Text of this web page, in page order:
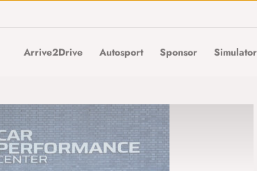
Arrive2Drive Autosport Sponsor Simulator